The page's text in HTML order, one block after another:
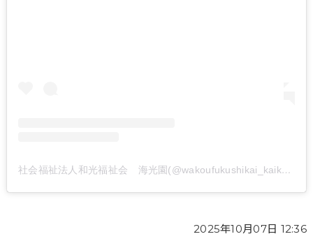
社会福祉法人和光福祉会 海光園(@wakoufukushikai_kaikouen)がシェアした投稿
2025年10月07日 12:36